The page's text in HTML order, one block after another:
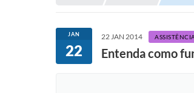
JAN
22
22 JAN 2014
Entenda como